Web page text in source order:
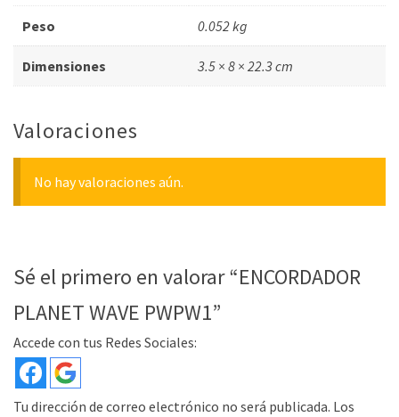
Peso 0.052 kg
Dimensiones 3.5 × 8 × 22.3 cm
Valoraciones
No hay valoraciones aún.
Sé el primero en valorar “ENCORDADOR
PLANET WAVE PWPW1”
Accede con tus Redes Sociales:
Tu dirección de correo electrónico no será publicada. Los